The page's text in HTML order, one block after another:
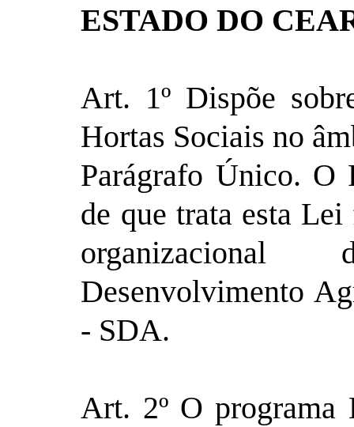
ESTADO DO
Art. 1º Dispõe
Hortas Sociais no
Parágrafo Único. O
de que trata esta
Desenvolvimento
- SDA.
Art. 2º O programa